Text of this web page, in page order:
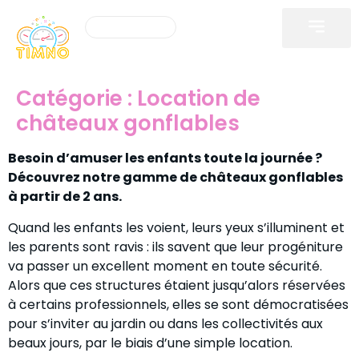
Catégorie : Location de
châteaux gonflables
Besoin d’amuser les enfants toute la journée ?
Découvrez notre gamme de châteaux gonflables
à partir de 2 ans.
Quand les enfants les voient, leurs yeux s’illuminent et
les parents sont ravis : ils savent que leur progéniture
va passer un excellent moment en toute sécurité.
Alors que ces structures étaient jusqu’alors réservées
à certains professionnels, elles se sont démocratisées
pour s’inviter au jardin ou dans les collectivités aux
beaux jours, par le biais d’une simple location.